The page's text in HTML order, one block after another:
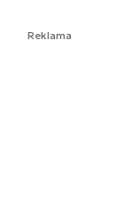
Reklama